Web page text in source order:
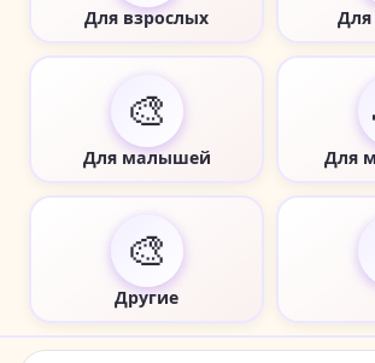
Для взрослых Для
🎨
Для малышей Для
🎨
Другие